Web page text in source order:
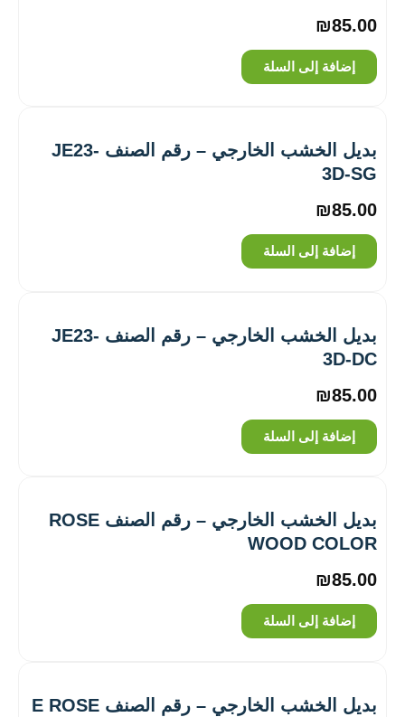
₪85.00
إضافة إلى السلة
بديل الخشب الخارجي – رقم الصنف JE23-
3D-SG
₪85.00
إضافة إلى السلة
بديل الخشب الخارجي – رقم الصنف JE23-
3D-DC
₪85.00
إضافة إلى السلة
بديل الخشب الخارجي – رقم الصنف ROSE
WOOD COLOR
₪85.00
إضافة إلى السلة
بديل الخشب الخارجي – رقم الصنف E ROSE